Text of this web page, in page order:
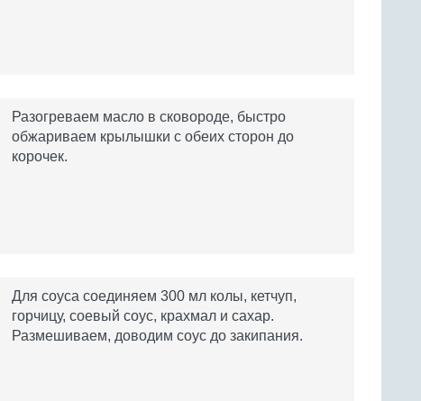
Разогреваем масло в сковороде, быстро
обжариваем крылышки с обеих сторон до
корочек.
Для соуса соединяем 300 мл колы, кетчуп,
горчицу, соевый соус, крахмал и сахар.
Размешиваем, доводим соус до закипания.